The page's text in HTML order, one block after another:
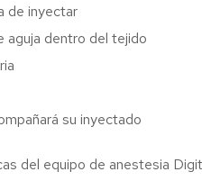
de inyectar
aguja dentro del tejido
su inyectado
del equipo de anestesia